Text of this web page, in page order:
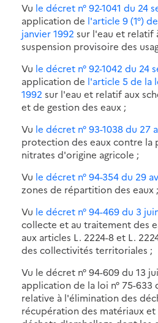
Vu le décret n° 92-1041 du 24
application de l'article 9 (1°)
janvier 1992 sur l'eau et relatif
suspension provisoire des
Vu le décret n° 92-1042 du 24
application de l'article 5 de la
1992 sur l'eau et relatif aux
et de gestion des eaux ;
Vu le décret n° 93-1038 du 27
protection des eaux contre la
nitrates d'origine agricole ;
Vu le décret n° 94-354 du 29
zones de répartition des eaux ;
Vu le décret n° 94-469 du 3
collecte et au traitement des
aux articles L. 2224-8 et L.
des collectivités territoriales ;
Vu le décret n° 94-609 du 13
application de la loi n° 75-633
relative à l'élimination des
récupération des matériaux